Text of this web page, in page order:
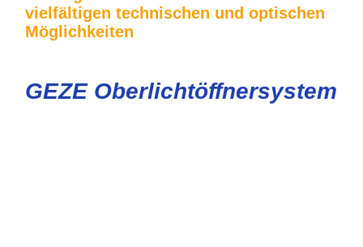
vielfältigen technischen und optischen
Möglichkeiten
GEZE Oberlichtöffnersystem